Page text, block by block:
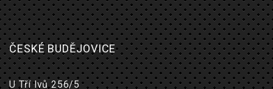
ČESKÉ BUDĚJOVICE
U Tří lvů 256/5